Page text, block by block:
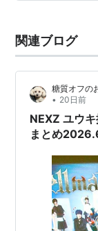
関連ブログ
糖質オフの
• 20日前
NEXZ ユウ
まとめ